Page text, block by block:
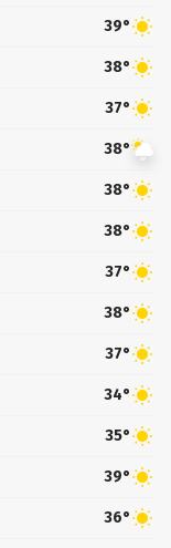
39°
38°
37°
38°
38°
38°
37°
38°
37°
34°
35°
39°
36°